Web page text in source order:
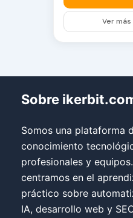
Ver
Sobre
Somos una plataforma
conocimiento
profesionales y
centramos en el
práctico sobre
IA, desarrollo web y